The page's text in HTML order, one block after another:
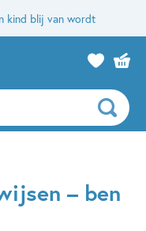
kind blij van wordt
– ben